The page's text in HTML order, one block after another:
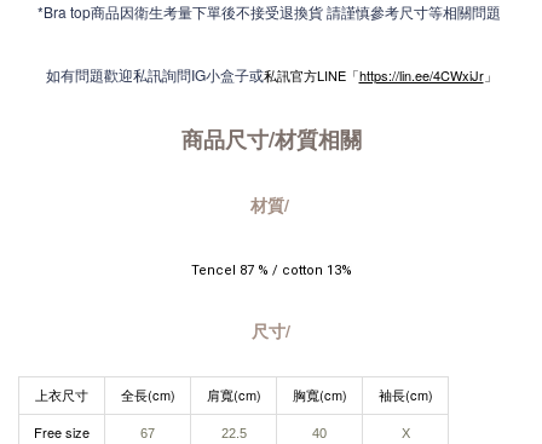
*Bra top商品因衛生考量下單後不接受退換貨 請謹慎參考尺寸等相關問題
如有問題歡迎私訊詢問IG小盒子或私訊官方LINE「https://lin.ee/4CWxiJr」
商品尺寸/材質相關
材質/
Tencel 87 % / cotton 13%
尺寸/
上衣尺寸 全長(cm) 肩寬(cm) 胸寬(cm)
袖長(cm)
Free size
67​ 22.5​ 40​ X